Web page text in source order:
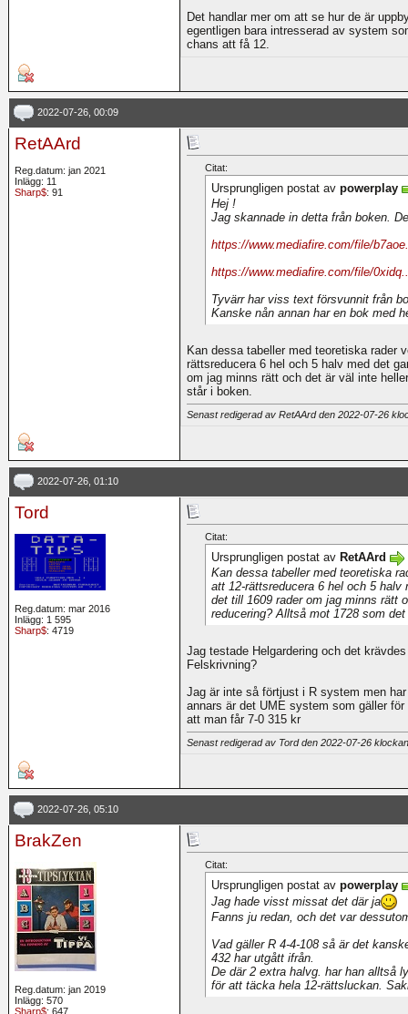
Det handlar mer om att se hur de är
egentligen bara intresserad av system
chans att få 12.
2022-07-26, 00:09
RetAArd
Reg.datum: jan 2021
Inlägg: 11
Sharp$: 91
Citat:
Ursprungligen postat av powerplay
Hej !
Jag skannade in detta från boken.
https://www.mediafire.com/file/
https://www.mediafire.com/file/
Tyvärr har viss text försvunnit från
Kanske nån annan har en bok med
Kan dessa tabeller med teoretiska rader
rättsreducera 6 hel och 5 halv med det
om jag minns rätt och det är väl inte
står i boken.
Senast redigerad av RetAArd den 2022-07-26
2022-07-26, 01:10
Tord
Reg.datum: mar 2016
Inlägg: 1 595
Sharp$: 4719
Citat:
Ursprungligen postat av RetAArd
Kan dessa tabeller med teoretiska
att 12-rättsreducera 6 hel och 5
det till 1609 rader om jag minns rätt
reducering? Alltså mot 1728 som
Jag testade Helgardering och det
Felskrivning?
Jag är inte så förtjust i R system men
annars är det UME system som gäller
att man får 7-0 315 kr
Senast redigerad av Tord den 2022-07-26
2022-07-26, 05:10
BrakZen
Reg.datum: jan 2019
Inlägg: 570
Sharp$: 647
Citat:
Ursprungligen postat av powerplay
Jag hade visst missat det där ja
Fanns ju redan, och det var
Vad gäller R 4-4-108 så är det
432 har utgått ifrån.
De där 2 extra halvg. har han alltså
för att täcka hela 12-rättsluckan.